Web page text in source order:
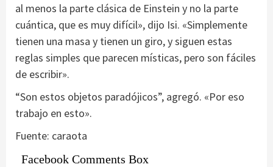
al menos la parte clásica de Einstein y no la parte
cuántica, que es muy difícil», dijo Isi. «Simplemente
tienen una masa y tienen un giro, y siguen estas
reglas simples que parecen místicas, pero son fáciles
de escribir».
“Son estos objetos paradójicos”, agregó. «Por eso
trabajo en esto».
Fuente: caraota
Facebook Comments Box